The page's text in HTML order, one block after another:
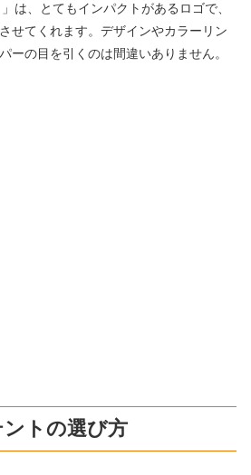
は、とてもインパクトがあるロゴで、
せてくれます。デザインやカラーリン
ーの目を引くのは間違いありません。
トの選び方